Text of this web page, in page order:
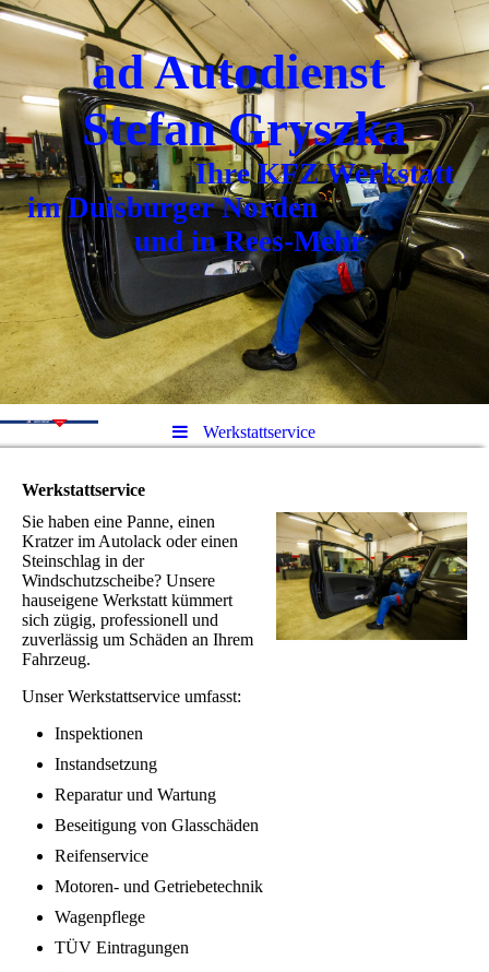
ad Autodienst
Stefan Gryszka
Ihre KFZ Werkstatt
im Duisburger Norden
und in Rees-Mehr
Werkstattservice
Werkstattservice
Sie haben eine Panne, einen
Kratzer im Autolack oder einen
Steinschlag in der
Windschutzscheibe? Unsere
hauseigene Werkstatt kümmert
sich zügig, professionell und
zuverlässig um Schäden an Ihrem
Fahrzeug.
Unser Werkstattservice umfasst:
Inspektionen
Instandsetzung
Reparatur und Wartung
Beseitigung von Glasschäden
Reifenservice
Motoren- und Getriebetechnik
Wagenpflege
TÜV Eintragungen